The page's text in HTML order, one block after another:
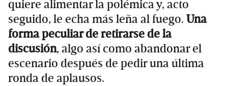
quiere alimentar la polémica y, acto
seguido, le echa más leña al fuego. Una
forma peculiar de retirarse de la
discusión, algo así como abandonar el
escenario después de pedir una última
ronda de aplausos.